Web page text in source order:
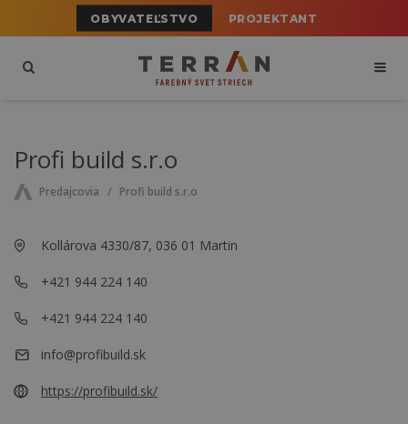
OBYVATEĽSTVO PROJEKTANT
Profi build s.r.o
Predajcovia Profi build s.r.o
Kollárova 4330/87, 036 01 Martin
+421 944 224 140
+421 944 224 140
info@profibuild.sk
https://profibuild.sk/